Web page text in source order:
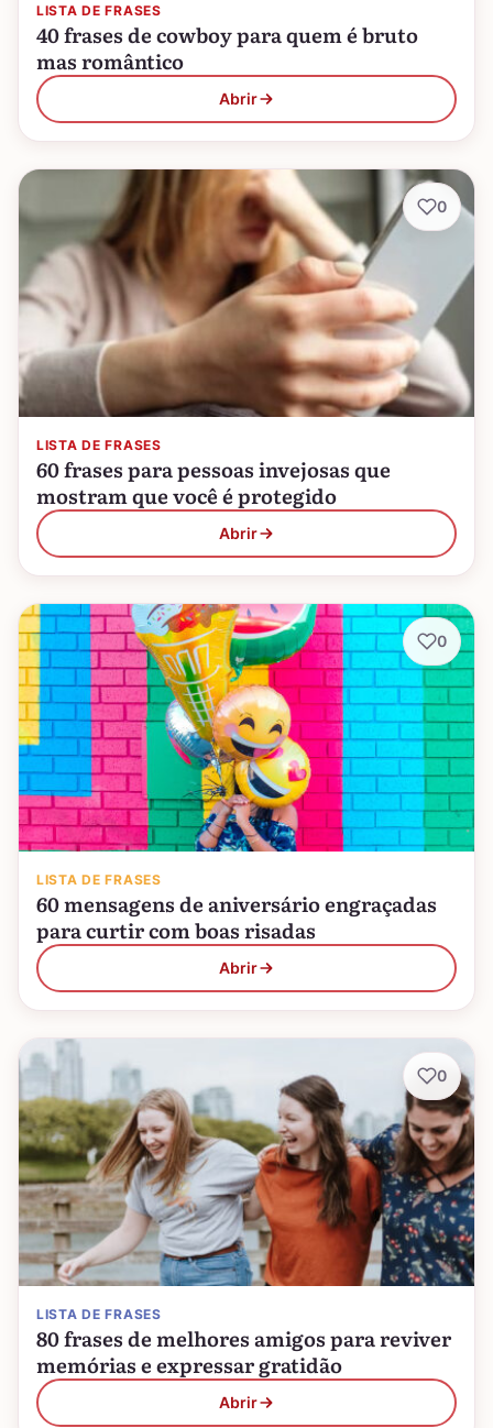
LISTA DE FRASES
40 frases de cowboy para quem é bruto
mas romântico
Abrir
LISTA DE FRASES
60 frases para pessoas invejosas que
mostram que você é protegido
Abrir
0
LISTA DE FRASES
60 mensagens de aniversário engraçadas
para curtir com boas risadas
Abrir
0
LISTA DE FRASES
80 frases de melhores amigos para reviver
memórias e expressar gratidão
Abrir
0